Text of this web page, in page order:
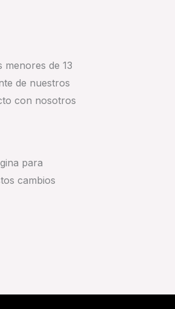
de 13
de nuestros
con nosotros
para
cambios